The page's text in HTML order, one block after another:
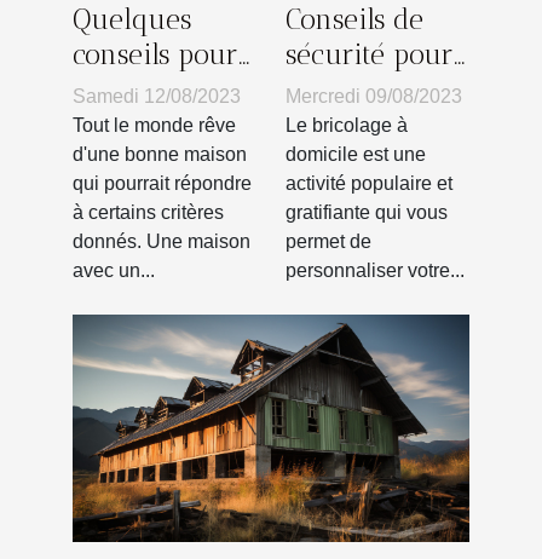
Quelques
conseils pour
bien profiter
du petit
espace de son
balcon
Samedi 12/08/2023
Tout le monde rêve
d'une bonne maison
qui pourrait répondre
à certains critères
donnés. Une maison
avec un...
Conseils de
sécurité pour
le bricolage à
domicile
Mercredi 09/08/2023
Le bricolage à
domicile est une
activité populaire et
gratifiante qui vous
permet de
personnaliser votre...